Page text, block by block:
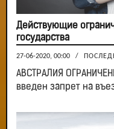
Действующие
государства
27-06-2020, 00:00 /
АВСТРАЛИЯ
введен запрет на